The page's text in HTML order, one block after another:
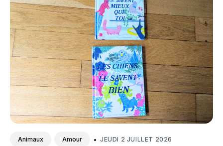
Animaux Amour • JEUDI 2 JUILLET 2026